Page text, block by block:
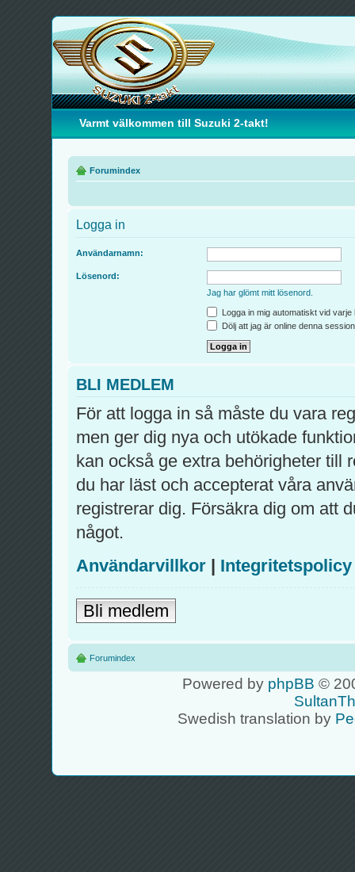
Varmt välkommen till Suzuki 2-takt!
Forumindex
Logga in
Användarnamn:
Lösenord:
Jag har glömt mitt lösenord.
Logga in mig automatiskt vid varje
Dölj att jag är online denna
BLI MEDLEM
För att logga in så måste du vara
men ger dig nya och utökade
kan också ge extra behörigheter till
du har läst och accepterat våra
registrerar dig. Försäkra dig om att
något.
Användarvillkor | Integritetspolicy
Bli medlem
Forumindex
Powered by phpBB ©
Swedish translation by